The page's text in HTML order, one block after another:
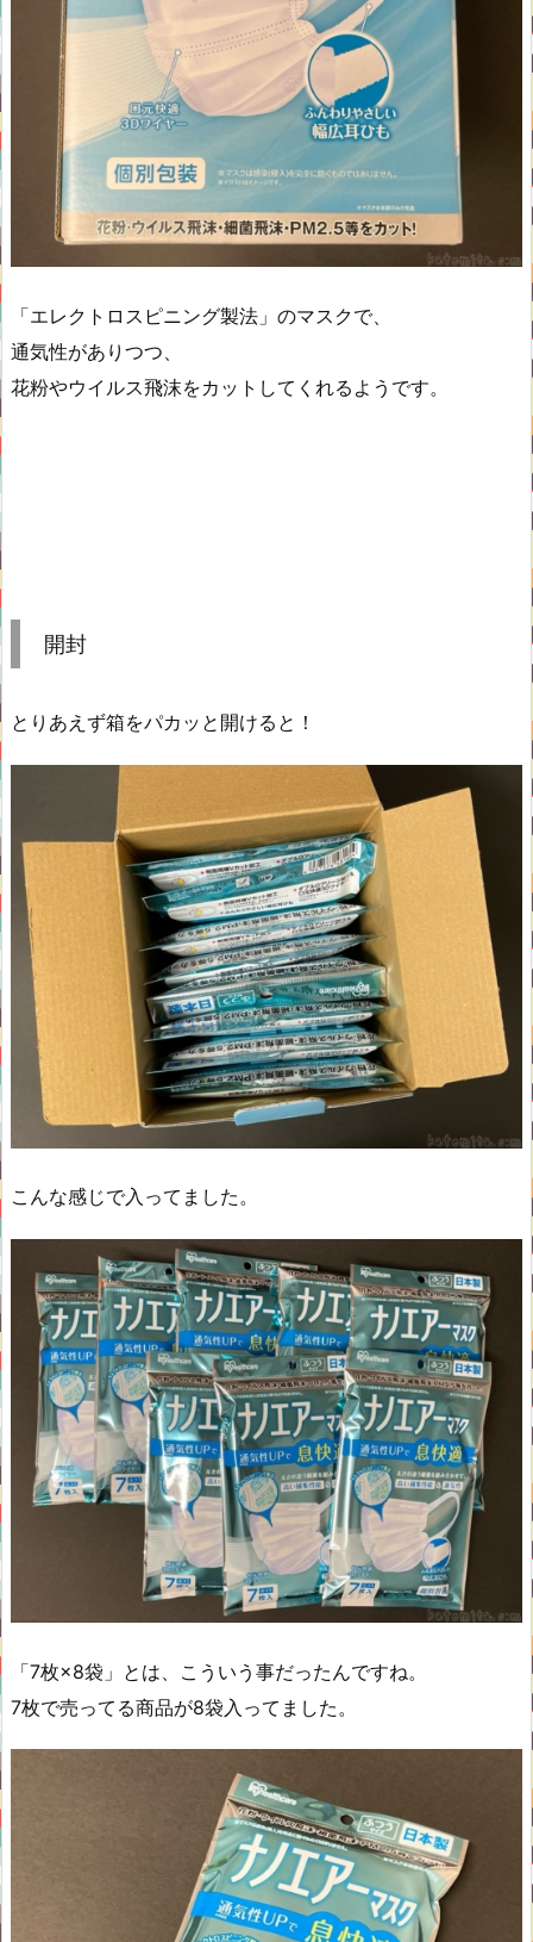
「エレクトロスピニング製法」のマスクで、
通気性がありつつ、
花粉やウイルス飛沫をカットしてくれるようです。
開封
とりあえず箱をパカッと開けると！
こんな感じで入ってました。
「7枚×8袋」とは、こういう事だったんですね。
7枚で売ってる商品が8袋入ってました。